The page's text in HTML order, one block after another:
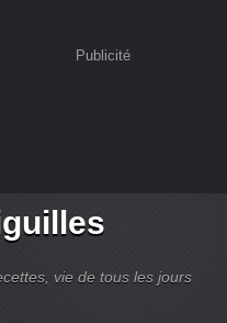
Publicité
vie de tous les jours